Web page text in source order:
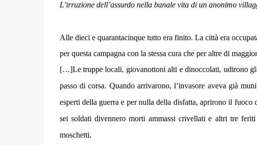
L’irruzione dell’assurdo nella banale vita di un anonimo
Alle dieci e quarantacinque tutto era finito. La città era
per questa campagna con la stessa cura che per altre di
[…]Le truppe locali, giovanottoni alti e dinoccolati, udirono
passo di corsa. Quando arrivarono, l’invasore aveva già
esperti della guerra e per nulla della disfatta, aprirono il
sei soldati divennero morti ammassi crivellati e altri tre
moschetti.